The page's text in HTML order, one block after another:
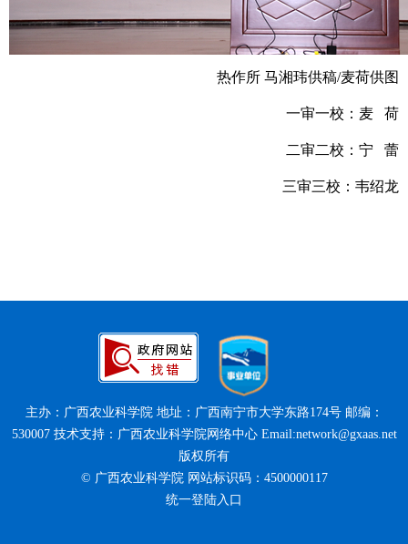
热作所 马湘玮供稿/麦荷供图
一审一校：麦 荷
二审二校：宁 蕾
三审三校：韦绍龙
主办：广西农业科学院 地址：广西南宁市大学东路174号 邮编：
530007 技术支持：广西农业科学院网络中心 Email:network@gxaas.net
版权所有
© 广西农业科学院 网站标识码：4500000117
统一登陆入口